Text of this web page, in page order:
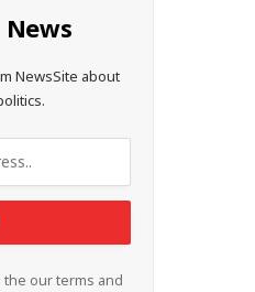
NewsSite about
our terms and